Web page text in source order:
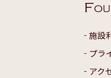
F
施設
プラ
アク